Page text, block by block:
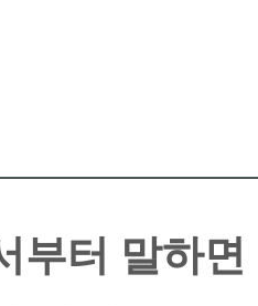
부터 말하면